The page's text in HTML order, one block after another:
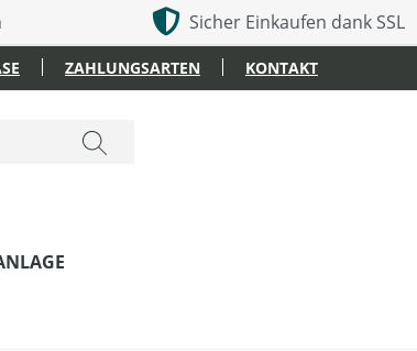
Sicher Einkaufen dank SSL
ZAHLUNGSARTEN KONTAKT